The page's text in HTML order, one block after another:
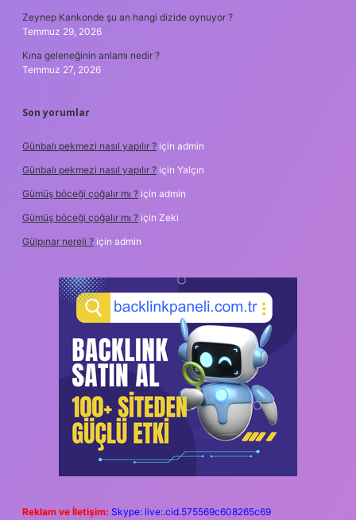
Zeynep Kankonde şu an hangi dizide oynuyor ?
Temmuz 29, 2026
Kına geleneğinin anlamı nedir ?
Temmuz 27, 2026
Son yorumlar
Günbalı pekmezi nasıl yapılır ? için admin
Günbalı pekmezi nasıl yapılır ? için Yalçın
Gümüş böceği çoğalır mı ? için admin
Gümüş böceği çoğalır mı ? için Zeki
Gülpınar nereli ? için admin
Reklam ve İletişim: Skype: live:.cid.575569c608265c69